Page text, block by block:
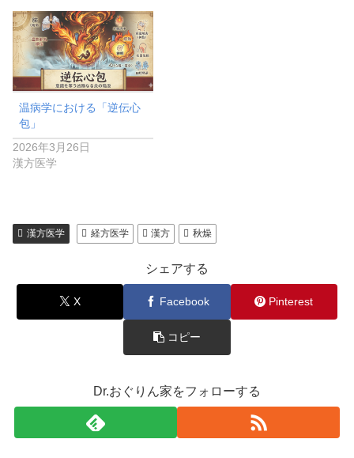
温病学における「逆伝心
包」
2026年3月26日
漢方医学
漢方医学 経方医学 漢方 秋燥
シェアする
X Facebook Pinterest
コピー
Dr.おぐりん家をフォローする